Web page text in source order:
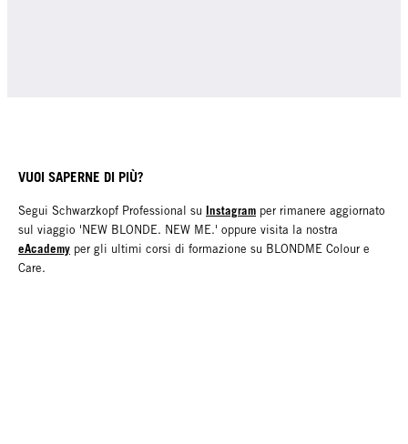
VUOI SAPERNE DI PIÙ?
Segui Schwarzkopf Professional su Instagram per rimanere aggiornato
sul viaggio 'NEW BLONDE. NEW ME.' oppure visita la nostra
eAcademy per gli ultimi corsi di formazione su BLONDME Colour e
Care.